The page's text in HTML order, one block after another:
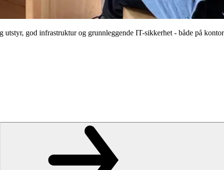
god infrastruktur og grunnleggende IT-sikkerhet - både på